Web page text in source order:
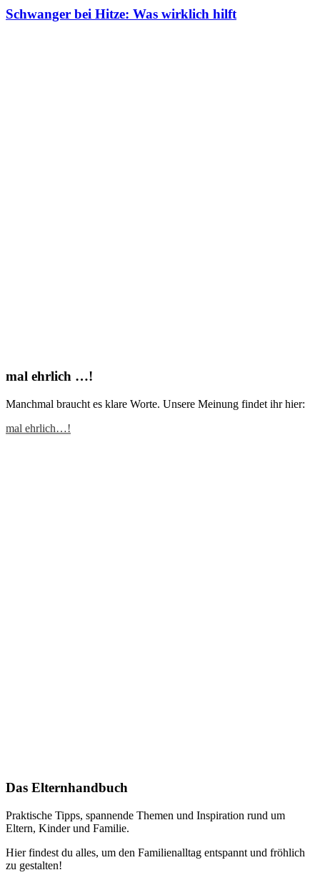
Schwanger bei Hitze: Was wirklich hilft
mal ehrlich …!
Manchmal braucht es klare Worte. Unsere Meinung findet ihr hier:
mal ehrlich…!
Das Elternhandbuch
Praktische Tipps, spannende Themen und Inspiration rund um
Eltern, Kinder und Familie.
Hier findest du alles, um den Familienalltag entspannt und fröhlich
zu gestalten!